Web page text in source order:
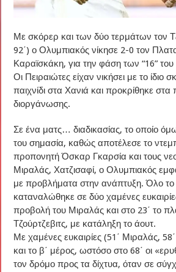
Με σκόρερ και των δύο τερμάτων τον
92΄) ο Ολυμπιακός νίκησε 2-0 τον
Καραϊσκάκη, για την φάση των “16”
Οι Πειραιώτες είχαν νικήσει με το ίδιο
παιχνίδι στα Χανιά και προκρίθηκε στα
διοργάνωσης.
Σε ένα ματς… διαδικασίας, το οποίο
του σημασία, καθώς αποτέλεσε το
προπονητή Όσκαρ Γκαρσία και τους
Μιραλάς, Χατζισαφί, ο Ολυμπιακός
με προβλήματα στην ανάπτυξη. Όλο το
καταναλώθηκε σε δύο χαμένες
προβολή του Μιραλάς και στο 23΄ το
Τζούρτζεβιτς, με κατάληξη το άουτ.
Με χαμένες ευκαιρίες (51΄ Μιραλάς,
και το β΄ μέρος, ωστόσο στο 68΄ οι
τον δρόμο προς τα δίχτυα, όταν σε